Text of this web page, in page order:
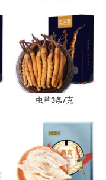
虫草3条/克